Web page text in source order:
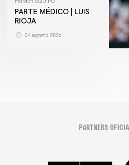
PARTE MÉDICO | LUIS
RIOJA
04 agosto 2026
VCF FEMENINO
ENTRENAMIENTO DEL
(04/08/26)
PARTNERS